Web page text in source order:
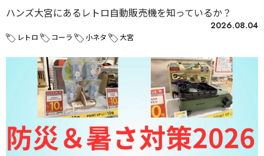
ハンズ大宮にあるレトロ自動販売機を知っているか？
2026.08.04
レトロ コーラ 小ネタ 大宮